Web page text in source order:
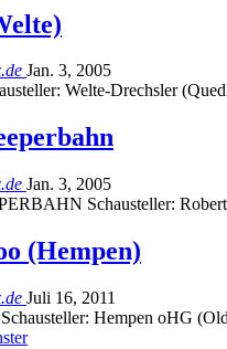
Jan. 3, 2005
Welte-Drechsler
Jan. 3, 2005
Schausteller:
(Hempen)
Juli 16, 2011
Hempen oHG